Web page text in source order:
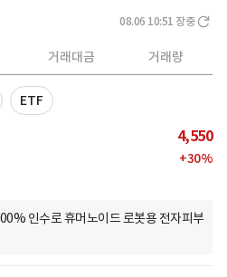
08.06 10:51 장중
거래대금 거래량
ETF
4,550
+30%
인수로 휴머노이드 로봇용 전자피부